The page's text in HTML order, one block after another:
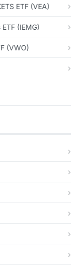
ETF (VEA)
(IEMG)
(VWO)